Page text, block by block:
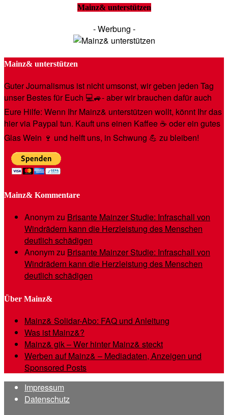
Mainz& unterstützen
- Werbung -
Mainz& unterstützen
Guter Journalismus ist nicht umsonst, wir geben jeden Tag
unser Bestes für Euch 💻🚙- aber wir brauchen dafür auch
Eure Hilfe: Wenn Ihr Mainz& unterstützen wollt, könnt Ihr das
hier via Paypal tun. Kauft uns einen Kaffee ☕️ oder ein gutes
Glas Wein 🍷 und helft uns, in Schwung 💪 zu bleiben!
Mainz& Kommentare
Anonymzu Brisante Mainzer Studie: Infraschall von
Windrädern kann die Herzleistung des Menschen
deutlich schädigen
Anonymzu Brisante Mainzer Studie: Infraschall von
Windrädern kann die Herzleistung des Menschen
deutlich schädigen
Über Mainz&
Mainz& Solidar-Abo: FAQ und Anleitung
Was ist Mainz&?
Mainz& gik – Wer hinter Mainz& steckt
Werben auf Mainz& – Mediadaten, Anzeigen und
Sponsored Posts
Impressum
Datenschutz